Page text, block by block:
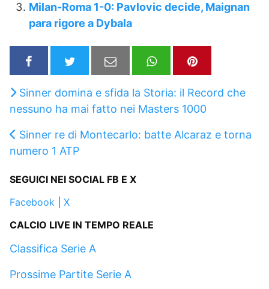
Milan-Roma 1-0: Pavlovic decide, Maignan
para rigore a Dybala
Sinner domina e sfida la Storia: il Record che
nessuno ha mai fatto nei Masters 1000
Sinner re di Montecarlo: batte Alcaraz e torna
numero 1 ATP
SEGUICI NEI SOCIAL FB E X
Facebook
X
CALCIO LIVE IN TEMPO REALE
Classifica Serie A
Prossime Partite Serie A